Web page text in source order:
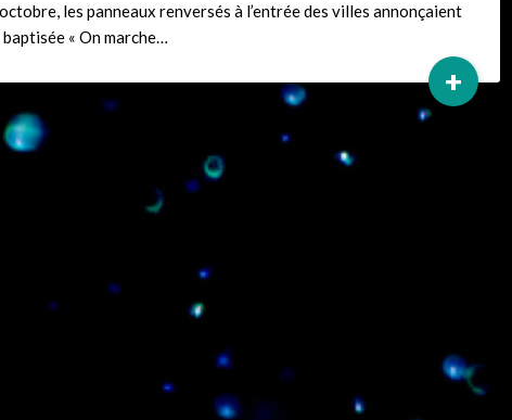
les panneaux renversés à l’entrée des villes annonçaient
baptisée « On marche…
+